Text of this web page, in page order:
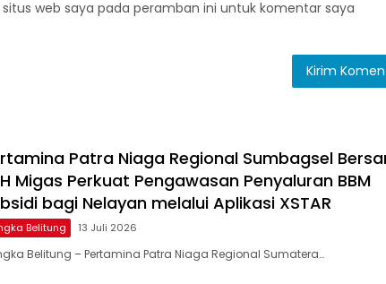
web saya pada peramban ini untuk komentar saya
Patra Niaga Regional Sumbagsel
Migas Perkuat Pengawasan Penyaluran BBM
bagi Nelayan melalui Aplikasi XSTAR
Belitung 13 Juli 2026
Belitung – Pertamina Patra Niaga Regional Sumatera…